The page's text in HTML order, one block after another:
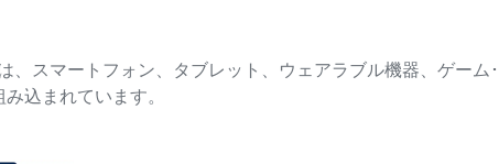
、スマートフォン、タブレット、ウェアラブル機器、ゲーム
込まれています。